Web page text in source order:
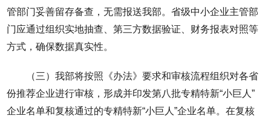
管部门妥善留存备查，无需报送我部。省级中小企业主管部
门应通过组织实地抽查、第三方数据验证、财务报表对照等
方式，确保数据真实性。
（三）我部将按照《办法》要求和审核流程组织对各省
份推荐企业进行审核，形成并印发第八批专精特新“小巨人”
企业名单和复核通过的专精特新“小巨人”企业名单。在复核